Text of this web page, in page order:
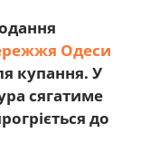
Одеси
купання. У
сягатиме
до